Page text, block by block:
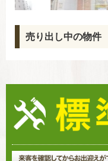
売り出し中の物件